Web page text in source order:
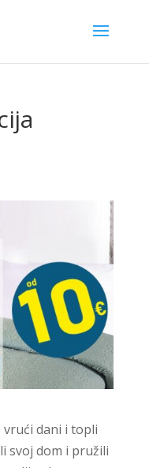
vrući dani i topli
svoj dom i pružili